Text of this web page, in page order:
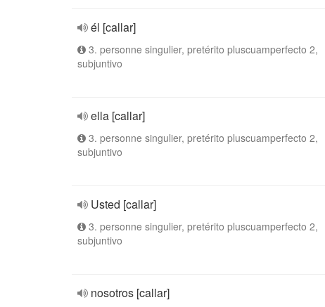
él [callar]
3. personne singulier, pretérito pluscuamperfecto 2,
subjuntivo
ella [callar]
3. personne singulier, pretérito pluscuamperfecto 2,
subjuntivo
Usted [callar]
3. personne singulier, pretérito pluscuamperfecto 2,
subjuntivo
nosotros [callar]